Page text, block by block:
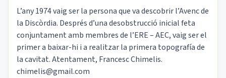
L’any 1974 vaig ser la persona que va descobrir l’Avenc de
la Discòrdia. Després d’una desobstrucció inicial feta
conjuntament amb membres de l’ERE – AEC, vaig ser el
primer a baixar-hi i a realitzar la primera topografía de
la cavitat. Atentament, Francesc Chimelis.
chimelis@gmail.com